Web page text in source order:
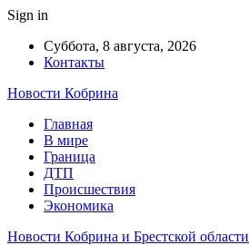
Sign in
Суббота, 8 августа, 2026
Контакты
Новости Кобрина
Главная
В мире
Граница
ДТП
Происшествия
Экономика
Новости Кобрина и Брестской области